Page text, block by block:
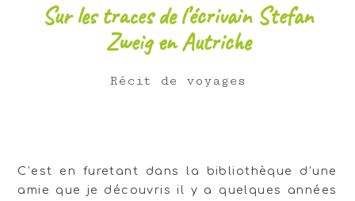
Sur les traces de l’écrivain Stefan
Zweig en Autriche
Récit de voyages
C’est en furetant dans la bibliothèque d’une
amie que je découvris il y a quelques années